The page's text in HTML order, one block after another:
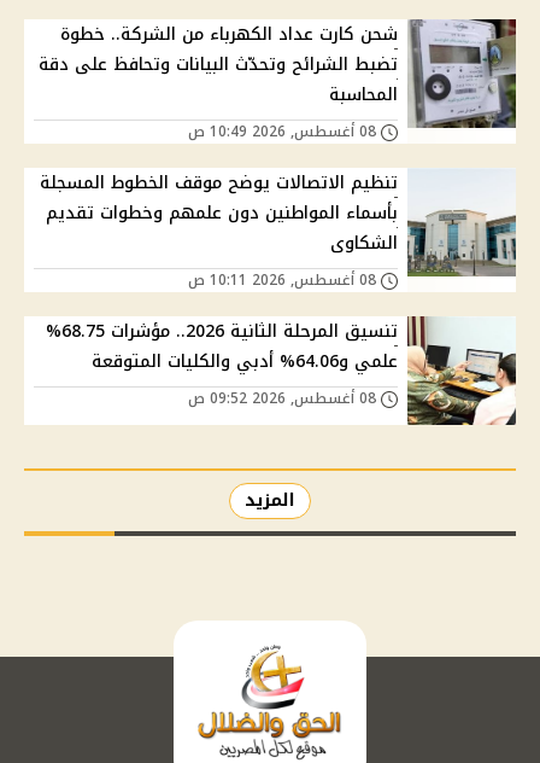
شحن كارت عداد الكهرباء من الشركة.. خطوة
تضبط الشرائح وتحدّث البيانات وتحافظ على دقة
المحاسبة
تنظيم الاتصالات يوضح موقف الخطوط المسجلة
بأسماء المواطنين دون علمهم وخطوات تقديم
الشكاوى
تنسيق المرحلة الثانية 2026.. مؤشرات 68.75%
علمي و64.06% أدبي والكليات المتوقعة
المزيد